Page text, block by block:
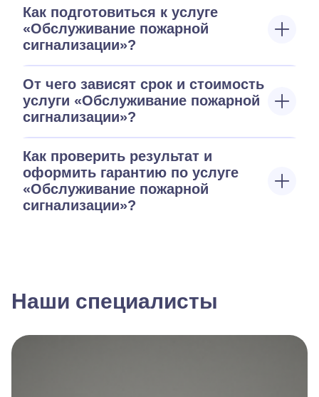
Как подготовиться к услуге
«Обслуживание пожарной
сигнализации»?
От чего зависят срок и стоимость
услуги «Обслуживание пожарной
сигнализации»?
Как проверить результат и
оформить гарантию по услуге
«Обслуживание пожарной
сигнализации»?
Наши специалисты